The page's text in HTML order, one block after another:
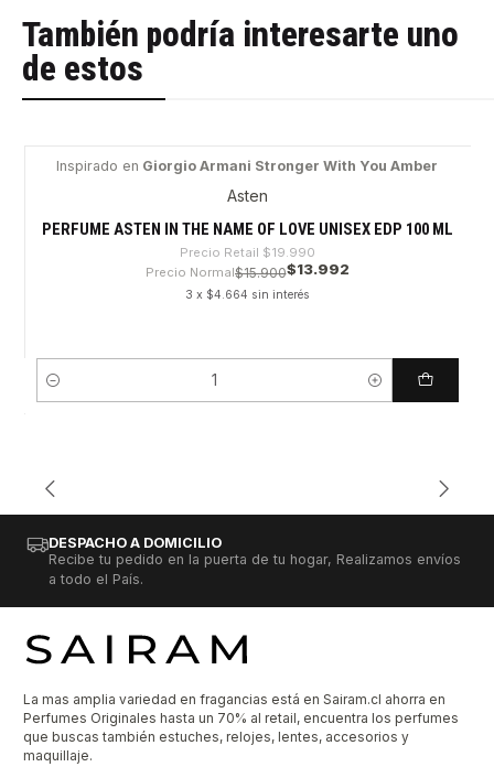
También podría interesarte uno
de estos
Inspirado en Giorgio Armani Stronger With You Amber
Asten
PERFUME ASTEN IN THE NAME OF LOVE UNISEX EDP 100 ML
Precio Retail $19.990
Precio Normal$15.900$13.992
3 x $4.664 sin interés
Cantidad
DESPACHO A DOMICILIO
Recibe tu pedido en la puerta de tu hogar, Realizamos envíos
a todo el País.
La mas amplia variedad en fragancias está en Sairam.cl ahorra en
Perfumes Originales hasta un 70% al retail, encuentra los perfumes
que buscas también estuches, relojes, lentes, accesorios y
maquillaje.